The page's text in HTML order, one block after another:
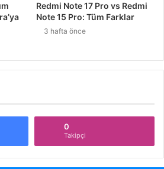
Redmi Note 17 Pro vs Redmi
Note 15 Pro: Tüm Farklar
3 hafta önce
0
Takipçi